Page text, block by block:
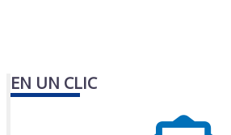
EN UN CLIC